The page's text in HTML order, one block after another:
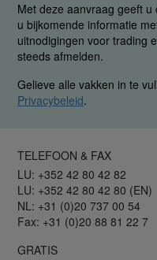
Met deze aanvraag geeft
u bijkomende informatie
uitnodigingen voor trading
steeds afmelden.
Gelieve alle vakken in te
Privacybeleid.
TELEFOON & FAX
LU: +352 42 80 42 82
LU: +352 42 80 42 80 (EN)
NL: +31 (0)20 737 00 54
Fax: +31 (0)20 88 81 22 7
GRATIS